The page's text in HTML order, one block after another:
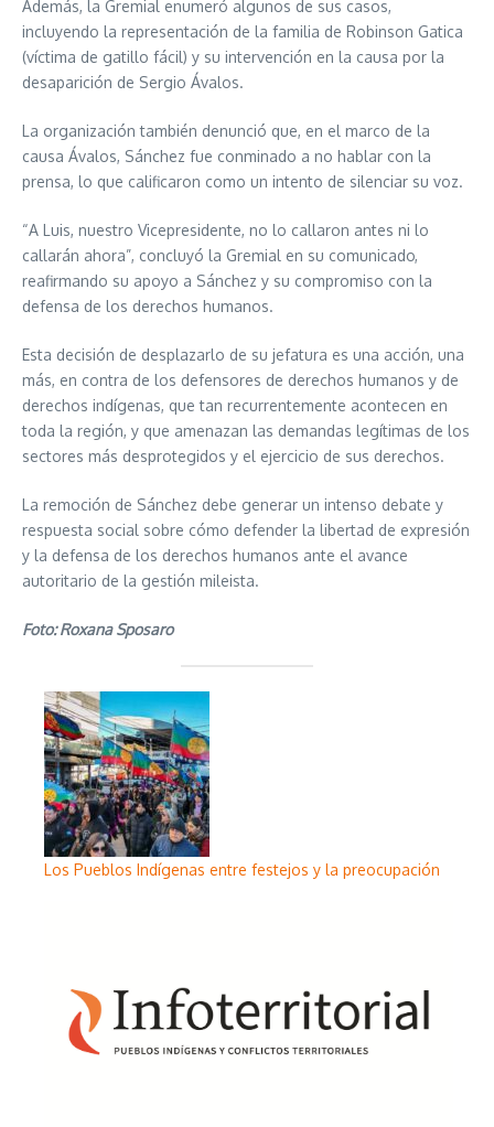
Además, la Gremial enumeró algunos de sus casos,
incluyendo la representación de la familia de Robinson Gatica
(víctima de gatillo fácil) y su intervención en la causa por la
desaparición de Sergio Ávalos.
La organización también denunció que, en el marco de la
causa Ávalos, Sánchez fue conminado a no hablar con la
prensa, lo que calificaron como un intento de silenciar su voz.
“A Luis, nuestro Vicepresidente, no lo callaron antes ni lo
callarán ahora”, concluyó la Gremial en su comunicado,
reafirmando su apoyo a Sánchez y su compromiso con la
defensa de los derechos humanos.
Esta decisión de desplazarlo de su jefatura es una acción, una
más, en contra de los defensores de derechos humanos y de
derechos indígenas, que tan recurrentemente acontecen en
toda la región, y que amenazan las demandas legítimas de los
sectores más desprotegidos y el ejercicio de sus derechos.
La remoción de Sánchez debe generar un intenso debate y
respuesta social sobre cómo defender la libertad de expresión
y la defensa de los derechos humanos ante el avance
autoritario de la gestión mileista.
Foto: Roxana Sposaro
Los Pueblos Indígenas entre festejos y la preocupación